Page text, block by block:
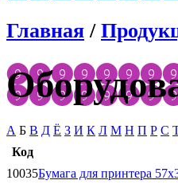
Главная /
А Б В Д Ё З И К Л М Н П Р С
Код
10035Бумага для принтера